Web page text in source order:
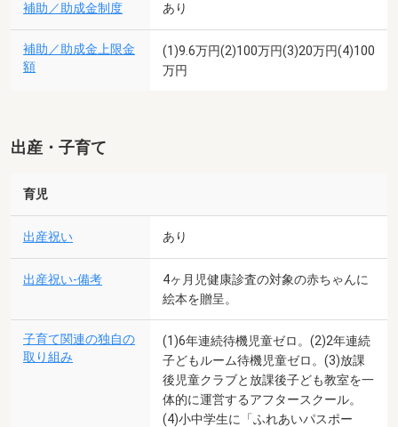
補助／助成金制度 あり
補助／助成金上限金
額
(1)9.6万円(2)100万円(3)20万円(4)100
万円
出産・子育て
育児
出産祝い あり
出産祝い-備考
4ヶ月児健康診査の対象の赤ちゃんに
絵本を贈呈。
子育て関連の独自の
取り組み
(1)6年連続待機児童ゼロ。(2)2年連続
子どもルーム待機児童ゼロ。(3)放課
後児童クラブと放課後子ども教室を一
体的に運営するアフタースクール。
(4)小中学生に「ふれあいパスポー